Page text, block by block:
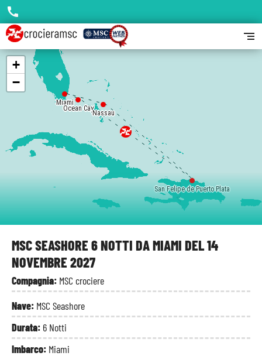
MSC SEASHORE 6 NOTTI DA MIAMI DEL 14
NOVEMBRE 2027
Compagnia: MSC crociere
Nave: MSC Seashore
Durata: 6 Notti
Imbarco: Miami
Miami
Ocean Cay
San Felipe de Puerto Plata
Nassau
+
−
call
segment